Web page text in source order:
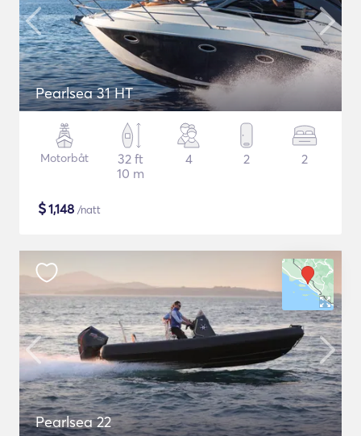
Pearlsea 31 HT
Motorbåt
32 ft
10 m
4 2 2
$1,148 /natt
Pearlsea 22